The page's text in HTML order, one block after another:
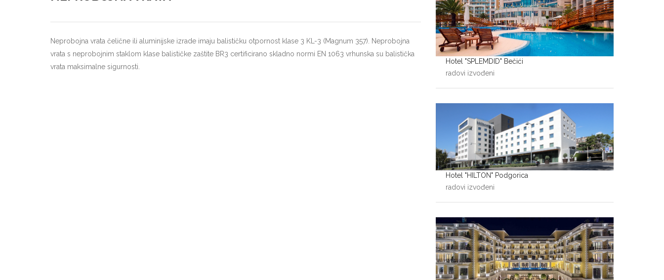
Neprobojna vrata čelične ili aluminijske izrade imaju balističku otpornost klase 3 KL-3 (Magnum 357). Neprobojna
vrata s neprobojnim staklom klase balističke zaštite BR3 certificirano skladno normi EN 1063 vrhunska su balistička
vrata maksimalne sigurnosti.
Hotel "SPLEMDID" Bečići
radovi izvođeni
Hotel "HILTON" Podgorica
radovi izvođeni